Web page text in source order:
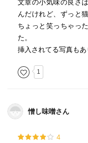
文章の小気味の良さ
んだけれど、ずっと
ちょっと笑っちゃっ
た。
挿入されてる写真もあ
1
憎し味噌さん
4